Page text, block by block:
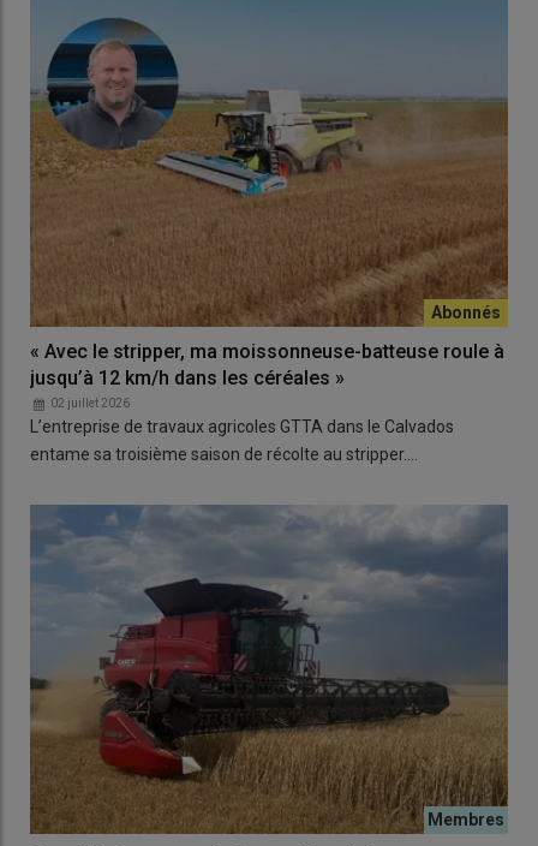
« Avec le stripper, ma moissonneuse-batteuse roule à
jusqu’à 12 km/h dans les céréales »
02 juillet 2026
L’entreprise de travaux agricoles GTTA dans le Calvados
entame sa troisième saison de récolte au stripper.…